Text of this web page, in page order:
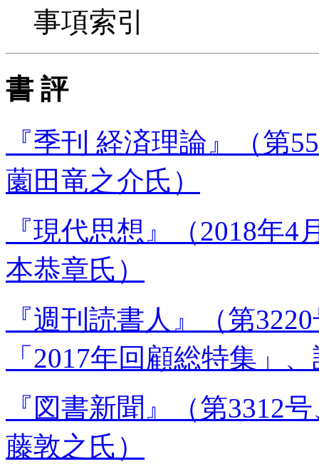
事項索引
書 評
『季刊 経済理論』（第
薗田竜之介氏）
『現代思想』（2018年
本恭章氏）
『週刊読書人』（第
「2017年回顧総特集」
『図書新聞』（第3312
藤敦之氏）